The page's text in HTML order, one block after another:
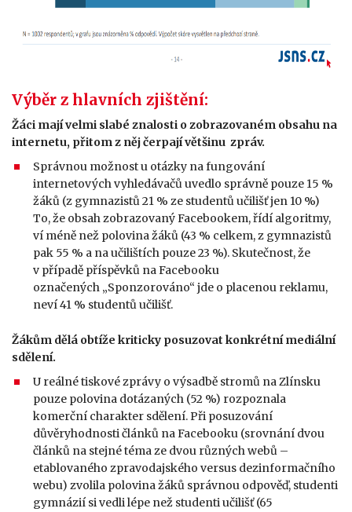
Výběr z hlavních zjištění:
Žáci mají velmi slabé znalosti o zobrazovaném obsahu na
internetu, přitom z něj čerpají většinu zpráv.
Správnou možnost u otázky na fungování
internetových vyhledávačů uvedlo správně pouze 15 %
žáků (z gymnazistů 21 % ze studentů učilišť jen 10 %)
To, že obsah zobrazovaný Facebookem, řídí algoritmy,
ví méně než polovina žáků (43 % celkem, z gymnazistů
pak 55 % a na učilištích pouze 23 %). Skutečnost, že
v případě příspěvků na Facebooku
označených „Sponzorováno“ jde o placenou reklamu,
neví 41 % studentů učilišť.
Žákům dělá obtíže kriticky posuzovat konkrétní mediální
sdělení.
U reálné tiskové zprávy o výsadbě stromů na Zlínsku
pouze polovina dotázaných (52 %) rozpoznala
komerční charakter sdělení. Při posuzování
důvěryhodnosti článků na Facebooku (srovnání dvou
článků na stejné téma ze dvou různých webů –
etablovaného zpravodajského versus dezinformačního
webu) zvolila polovina žáků správnou odpověď, studenti
gymnázií si vedli lépe než studenti učilišť (65